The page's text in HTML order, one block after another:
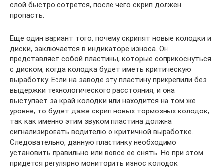
слой быстро сотрется, после чего скрип должен
пропасть.
Еще один вариант того, почему скрипят новые колодки и
диски, заключается в индикаторе износа. Он
представляет собой пластины, которые соприкоснуться
с диском, когда колодка будет иметь критическую
выработку. Если на заводе эту пластину прикрепили без
выдержки технологического расстояния, и она
выступает за край колодки или находится на том же
уровне, то будет даже скрип новых тормозных колодок,
так как именно этим звуком пластина должна
сигнализировать водителю о критичной выработке.
Следовательно, данную пластинку необходимо
установить правильно или вовсе ее снять. Но при этом
придется регулярно мониторить износ колодок